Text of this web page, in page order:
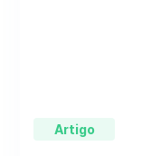
Artigo